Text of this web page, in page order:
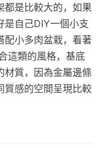
都是比較大的，如果
是自己DIY一個小支
配小多肉盆栽，看著
這類的風格，基底
材質，因為金屬邊條
質感的空間呈現比較